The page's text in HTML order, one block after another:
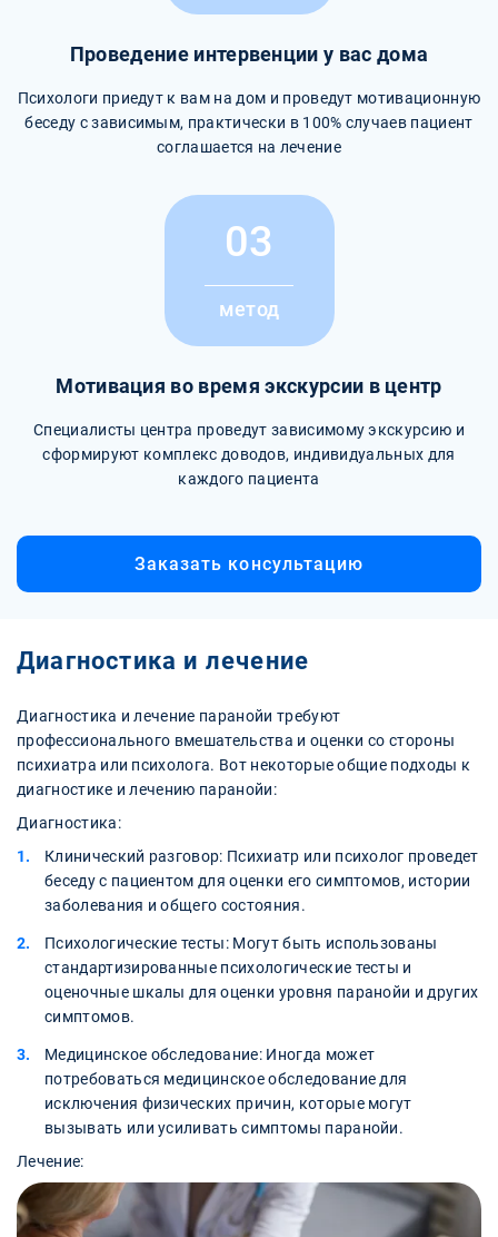
Проведение интервенции у вас дома
Психологи приедут к вам на дом и проведут мотивационную
беседу с зависимым, практически в 100% случаев пациент
соглашается на лечение
03
метод
Мотивация во время экскурсии в центр
Специалисты центра проведут зависимому экскурсию и
сформируют комплекс доводов, индивидуальных для
каждого пациента
Заказать консультацию
Диагностика и лечение
Диагностика и лечение паранойи требуют
профессионального вмешательства и оценки со стороны
психиатра или психолога. Вот некоторые общие подходы к
диагностике и лечению паранойи:
Диагностика:
Клинический разговор: Психиатр или психолог проведет
беседу с пациентом для оценки его симптомов, истории
заболевания и общего состояния.
Психологические тесты: Могут быть использованы
стандартизированные психологические тесты и
оценочные шкалы для оценки уровня паранойи и других
симптомов.
Медицинское обследование: Иногда может
потребоваться медицинское обследование для
исключения физических причин, которые могут
вызывать или усиливать симптомы паранойи.
Лечение: